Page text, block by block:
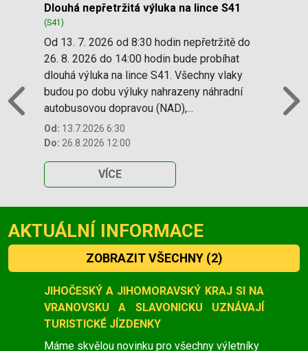
Slide 1 of 86
Dlouhá nepřetržitá výluka na lince S41
(S41)
Od 13. 7. 2026 od 8:30 hodin nepřetržitě do
26. 8. 2026 do 14:00 hodin bude probíhat
dlouhá výluka na lince S41. Všechny vlaky
budou po dobu výluky nahrazeny náhradní
autobusovou dopravou (NAD),...
Od: 13.7.2026 6:30
Do: 26.8.2026 12:00
VÍCE
Previous
AKTUÁLNÍ INFORMACE
ZOBRAZIT VŠECHNY (2)
Slide 1 of 2
JIHOČESKÝ A JIHOMORAVSKÝ KRAJ SI NA
VRANOVSKU A SLAVONICKU UZNÁVAJÍ
TURISTICKÉ JÍZDENKY
Máme skvělou novinku pro všechny výletníky